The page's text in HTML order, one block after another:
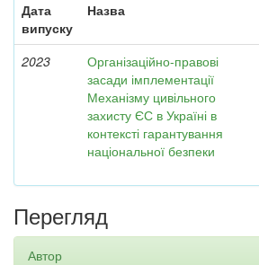
Дата
випуску
Назва
2023
Організаційно-правові
засади імплементації
Механізму цивільного
захисту ЄС в Україні в
контексті гарантування
національної безпеки
Перегляд
Автор